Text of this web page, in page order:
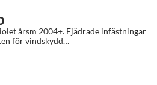
årsm 2004+. Fjädrade infästningar
för vindskydd…